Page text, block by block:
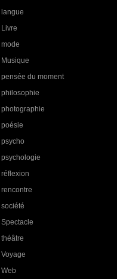
langue
Livre
mode
Musique
pensée du moment
philosophie
photographie
poésie
psycho
psychologie
réflexion
rencontre
société
Spectacle
théâtre
Voyage
Web